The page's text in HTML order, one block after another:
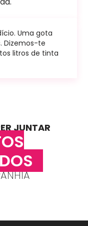
Uma gota
Dizemos-te
litros de tinta
JUNTAR